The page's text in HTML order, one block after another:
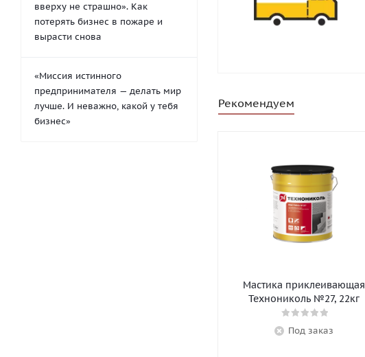
Рекомендуем
Мастика приклеивающая
Технониколь №27, 22кг
Под заказ
вверху не страшно». Как
потерять бизнес в пожаре и
вырасти снова
«Миссия истинного
предпринимателя — делать мир
лучше. И неважно, какой у тебя
бизнес»